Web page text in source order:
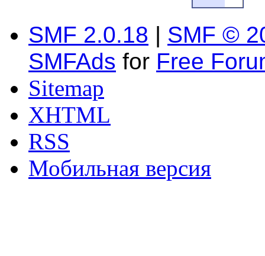
SMF 2.0.18 | SMF ©
SMFAds for Free
Sitemap
XHTML
RSS
Мобильная версия